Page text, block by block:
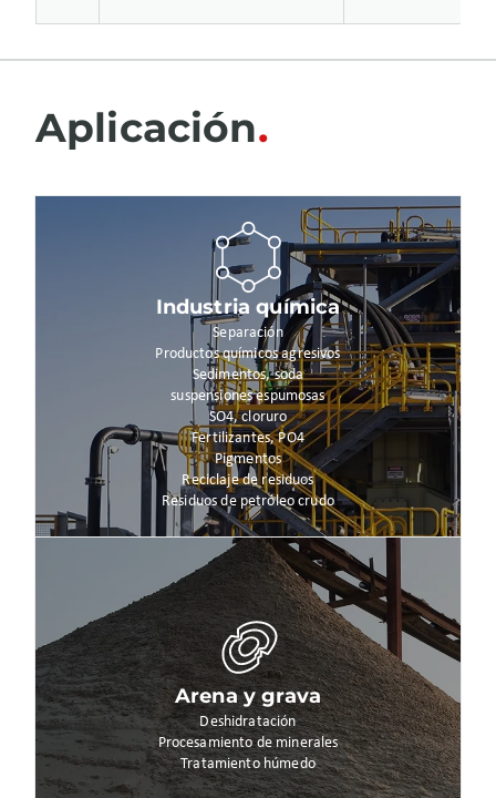
Aplicación
Industria química
Separación
Productos químicos agresivos
Sedimentos, soda
suspensiones espumosas
SO4, cloruro
Fertilizantes, PO4
Pigmentos
Reciclaje de residuos
Residuos de petróleo crudo
Arena y grava
Deshidratación
Procesamiento de minerales
Tratamiento húmedo